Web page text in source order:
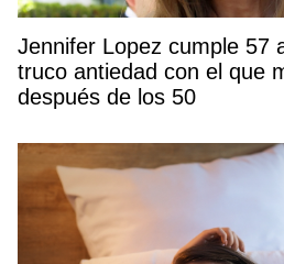
Jennifer Lopez cumple 57
truco antiedad con el que
después de los 50